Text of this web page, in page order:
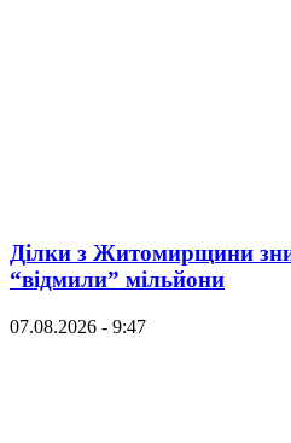
Ділки з Житомирщини
“відмили” мільйони
07.08.2026 - 9:47